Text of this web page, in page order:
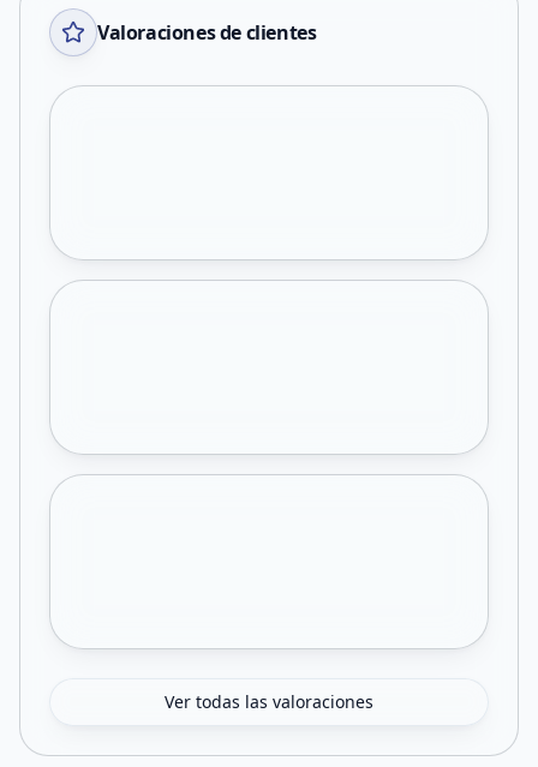
Valoraciones de clientes
Ver todas las valoraciones